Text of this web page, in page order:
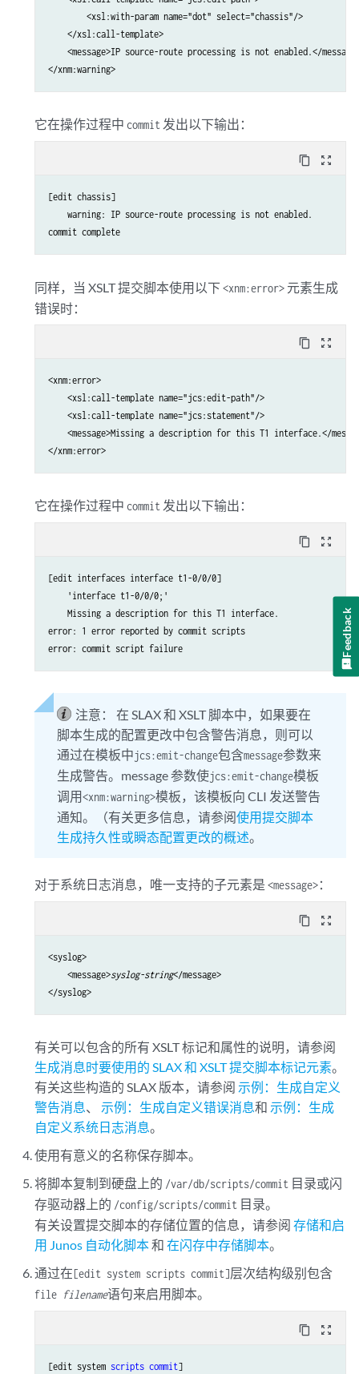
<xsl:with-param name="dot" select="chassis"/>
</xsl:call-template>
<message>IP source-route processing is not enabled.</
</xnm:warning>
它在操作过程中 commit 发出以下输出：
content_copy zoom_out_map
[edit chassis]
warning: IP source-route processing is not enabled.
commit complete
同样，当 XSLT 提交脚本使用以下<xnm:error> 元素生成
错误时：
content_copy zoom_out_map
<xnm:error>
<xsl:call-template name="jcs:edit-path"/>
<xsl:call-template name="jcs:statement"/>
<message>Missing a description for this T1 interface.</
</xnm:error>
它在操作过程中 commit 发出以下输出：
content_copy zoom_out_map
[edit interfaces interface t1-0/0/0]
'interface t1-0/0/0;'
Missing a description for this T1 interface.
error: 1 error reported by commit scripts
error: commit script failure
注意：
在 SLAX 和 XSLT 脚本中，如果要在
脚本生成的配置更改中包含警告消息，则可以
通过在模板中jcs:emit-change包含message参数来
生成警告。message 参数使jcs:emit-change模板
调用<xnm:warning>模板，该模板向 CLI 发送警告
通知。（有关更多信息，请参阅使用提交脚本
生成持久性或瞬态配置更改的概述。
对于系统日志消息，唯一支持的子元素是<message>：
content_copy zoom_out_map
<syslog>
    <message>
syslog-string</message>
</syslog>
有关可以包含的所有 XSLT 标记和属性的说明，请参阅
生成消息时要使用的 SLAX 和 XSLT 提交脚本标记元素。
有关这些构造的 SLAX 版本，请参阅 示例：生成自定义
警告消息、 示例：生成自定义错误消息和 示例：生成
自定义系统日志消息。
使用有意义的名称保存脚本。
将脚本复制到硬盘上的 /var/db/scripts/commit 目录或闪
存驱动器上的 /config/scripts/commit 目录。
有关设置提交脚本的存储位置的信息，请参阅存储和启
用 Junos 自动化脚本和在闪存中存储脚本。
通过在[edit system scripts commit]层次结构级别包含
file filename语句来启用脚本。
content_copy zoom_out_map
[edit system scripts commit]
Feedback